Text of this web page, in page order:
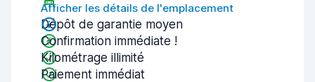
Afficher les détails de l'emplacement
Dépôt de garantie moyen
Confirmation immédiate !
Kilométrage illimité
Paiement immédiat